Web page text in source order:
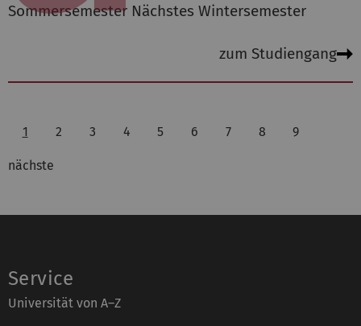
Sommersemester Nächstes Wintersemester
zum Studiengang
1 2 3 4 5 6 7 8 9
nächste
Service
Universität von A–Z